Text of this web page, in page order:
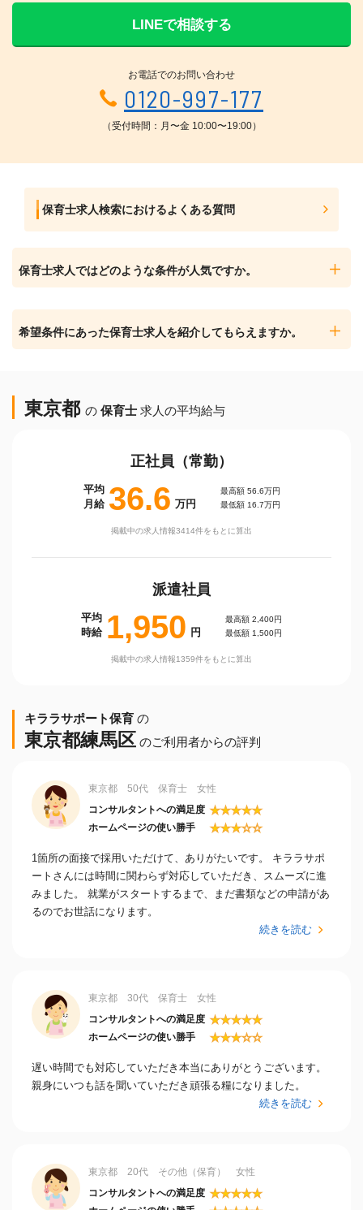
LINEで相談する
お電話でのお問い合わせ
0120-997-177
（受付時間：月〜金 10:00〜19:00）
保育士求人検索におけるよくある質問
保育士求人ではどのような条件が人気ですか。
希望条件にあった保育士求人を紹介してもらえますか。
東京都 の 保育士 求人の平均給与
正社員（常勤）
平均
月給 36.6 万円
最高額 56.6万円
最低額 16.7万円
掲載中の求人情報3414件をもとに算出
派遣社員
平均
時給 1,950 円
最高額 2,400円
最低額 1,500円
掲載中の求人情報1359件をもとに算出
キララサポート保育 の
東京都練馬区 のご利用者からの評判
東京都 50代 保育士 女性
コンサルタントへの満足度 ★★★★★
ホームページの使い勝手 ★★★☆☆
1箇所の面接で採用いただけて、ありがたいです。 キララサポ
ートさんには時間に関わらず対応していただき、スムーズに進
みました。 就業がスタートするまで、まだ書類などの申請があ
るのでお世話になります。
続きを読む
東京都 30代 保育士 女性
コンサルタントへの満足度 ★★★★★
ホームページの使い勝手 ★★★☆☆
遅い時間でも対応していただき本当にありがとうございます。
親身にいつも話を聞いていただき頑張る糧になりました。
続きを読む
東京都 20代 その他（保育） 女性
コンサルタントへの満足度 ★★★★★